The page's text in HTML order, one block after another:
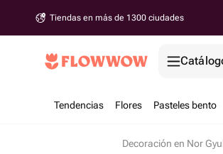
Tiendas en más de 1300 ciudades
Tendencias Flores Pasteles bento
Decoración en Nor